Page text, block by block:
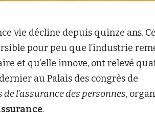
vie décline depuis quinze ans.
pour peu que l’industrie
et qu’elle innove, ont relevé
au Palais des congrès de
de l’assurance des personnes,
.